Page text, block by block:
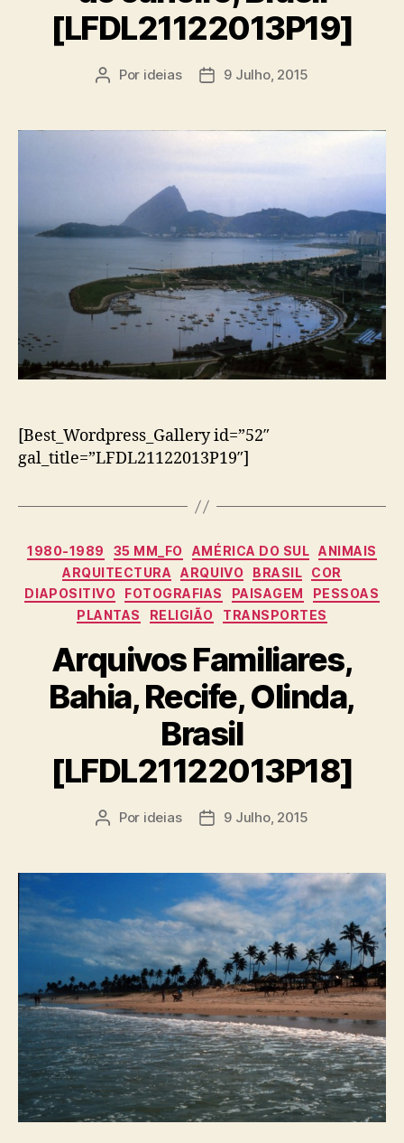
[LFDL21122013P19]
Autor
Por ideias
Data9 Julho, 2015
[Best_Wordpress_Gallery id=”52″
gal_title=”LFDL21122013P19″]
Categorias
1980-1989 35 MM_FO AMÉRICA DO SUL ANIMAIS
ARQUITECTURA
ARQUIVO BRASIL
COR
DIAPOSITIVO
FOTOGRAFIAS PAISAGEM
PESSOAS
PLANTAS
RELIGIÃO TRANSPORTES
Arquivos Familiares,
Bahia, Recife, Olinda,
Brasil
[LFDL21122013P18]
Autor
Por ideias
Data9 Julho, 2015